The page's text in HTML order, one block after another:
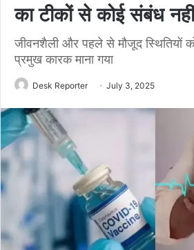
का टीकों से कोई संबंध नहीं
जीवनशैली और पहले से मौजूद स्थितियों
प्रमुख कारक माना गया
Desk Reporter July 3, 2025